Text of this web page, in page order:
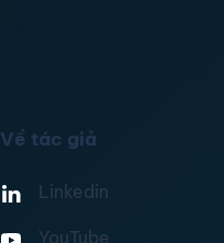
Về tác giả
Linkedin
YouTube